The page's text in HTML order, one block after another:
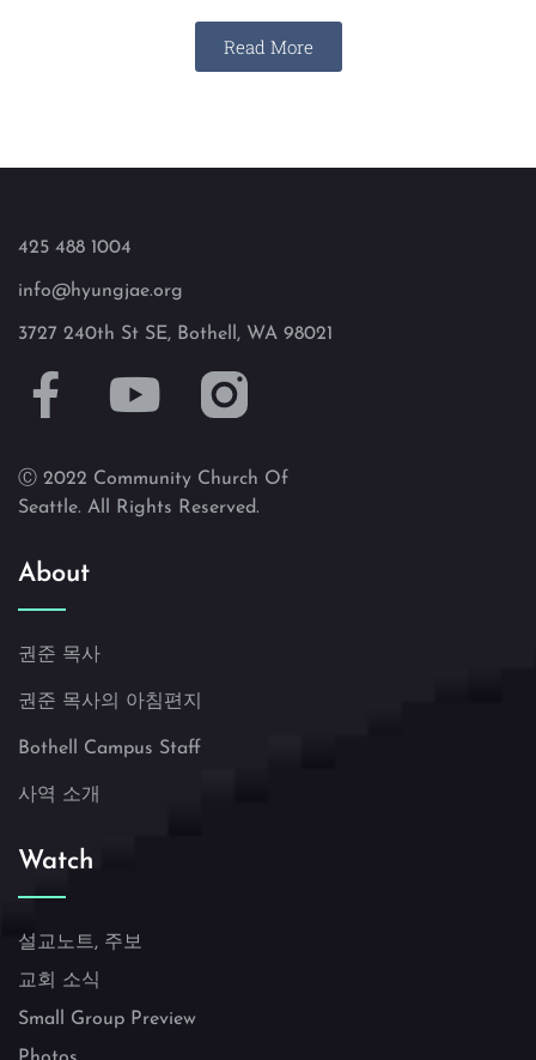
Read More
425 488 1004
info@hyungjae.org
3727 240th St SE, Bothell, WA 98021
Ⓒ 2022 Community Church Of
Seattle. All Rights Reserved.
About
권준 목사
권준 목사의 아침편지
Bothell Campus Staff
사역 소개
Watch
설교노트, 주보
교회 소식
Small Group Preview